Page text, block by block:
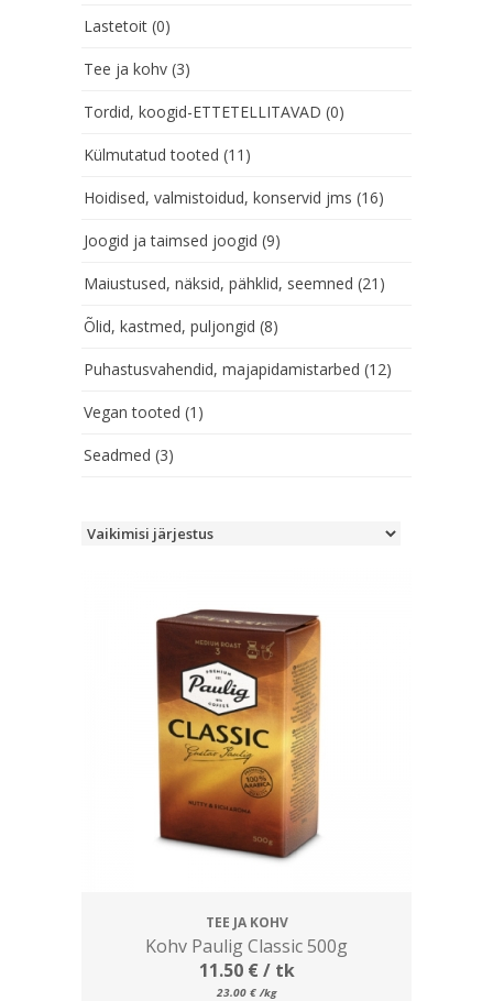
Lastetoit (0)
Tee ja kohv (3)
Tordid, koogid-ETTETELLITAVAD (0)
Külmutatud tooted (11)
Hoidised, valmistoidud, konservid jms (16)
Joogid ja taimsed joogid (9)
Maiustused, näksid, pähklid, seemned (21)
Õlid, kastmed, puljongid (8)
Puhastusvahendid, majapidamistarbed (12)
Vegan tooted (1)
Seadmed (3)
TEE JA KOHV
Kohv Paulig Classic 500g
11.50 €/ tk
23.00 € /kg